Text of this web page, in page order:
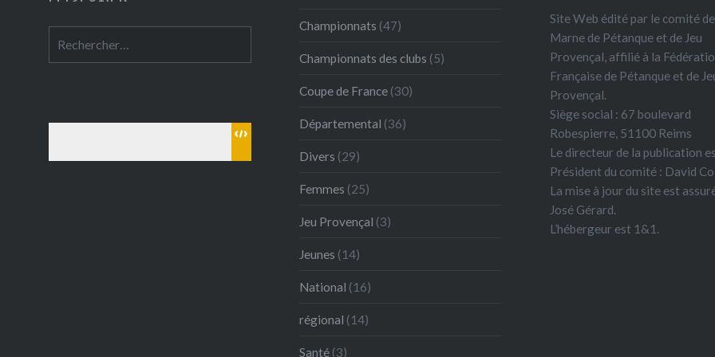
Championnats (47)
Championnats des clubs (5)
Coupe de France(30)
Départemental (36)
Divers (29)
Femmes (25)
Jeu Provençal (3)
Jeunes (14)
National (16)
régional (14)
Santé(3)
Site Web édité par le comité
Marne de Pétanque et de Jeu
Provençal, affilié à la
Française de Pétanque et de
Provençal.
Siège social : 67 boulevard
Robespierre, 51100 Reims
Le directeur de la publication
Président du comité : David
La mise à jour du site est
José Gérard.
L’hébergeur est 1&1.